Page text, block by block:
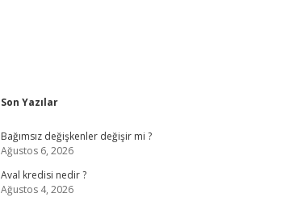
Sidebar
Son Yazılar
Bağımsız değişkenler değişir mi ?
Ağustos 6, 2026
Aval kredisi nedir ?
Ağustos 4, 2026